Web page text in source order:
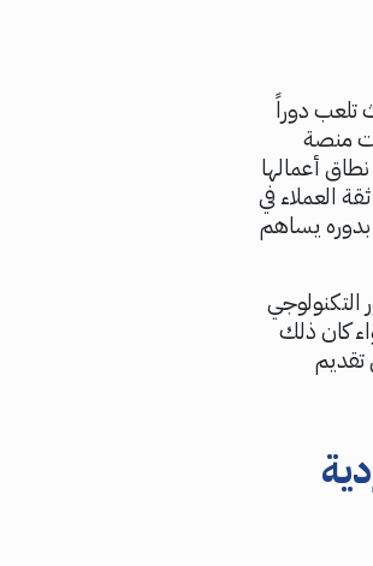
تلعب دوراً
منصة
أعمالها
العملاء في
بدوره يساهم
التكنولوجي
كان ذلك
تقديم